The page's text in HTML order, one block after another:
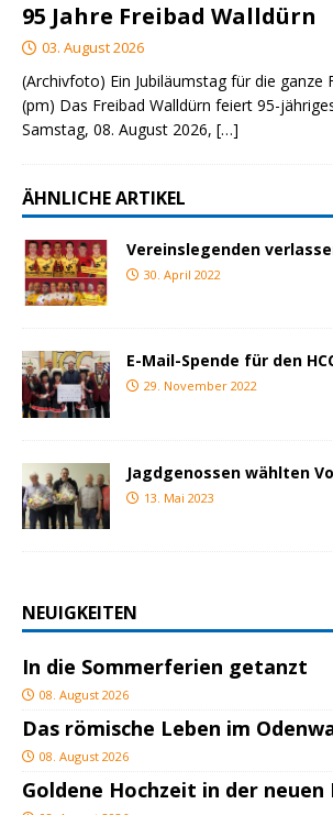
95 Jahre Freibad Walldürn
03. August 2026
(Archivfoto) Ein Jubiläumstag für die ganze
(pm) Das Freibad Walldürn feiert 95-
Samstag, 08. August 2026, […]
ÄHNLICHE ARTIKEL
Vereinslegenden
30. April 2022
E-Mail-Spende für den
29. November 2022
Jagdgenossen wählten
13. Mai 2023
NEUIGKEITEN
In die Sommerferien getanzt
08. August 2026
Das römische Leben im
08. August 2026
Goldene Hochzeit in der neuen